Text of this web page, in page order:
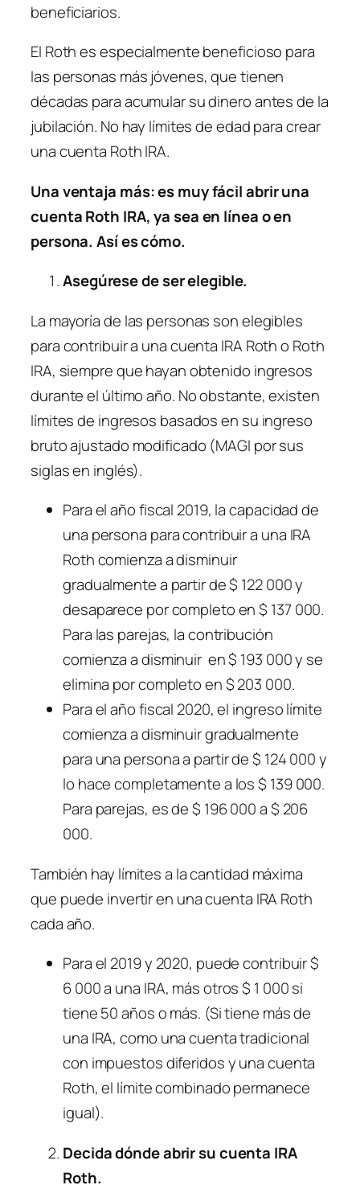
beneficiarios.
El Roth es especialmente beneficioso para
las personas más jóvenes, que tienen
décadas para acumular su dinero antes de la
jubilación. No hay límites de edad para crear
una cuenta Roth IRA.
Una ventaja más: es muy fácil abrir una
cuenta Roth IRA, ya sea en línea o en
persona. Así es cómo.
Asegúrese de ser elegible.
La mayoría de las personas son elegibles
para contribuir a una cuenta IRA Roth o Roth
IRA, siempre que hayan obtenido ingresos
durante el último año. No obstante, existen
límites de ingresos basados ​​en su ingreso
bruto ajustado modificado (MAGI por sus
siglas en inglés).
Para el año fiscal 2019, la capacidad de
una persona para contribuir a una IRA
Roth comienza a disminuir
gradualmente a partir de $ 122 000 y
desaparece por completo en $ 137 000.
Para las parejas, la contribución
comienza a disminuir en $ 193 000 y se
elimina por completo en $ 203 000.
Para el año fiscal 2020, el ingreso límite
comienza a disminuir gradualmente
para una persona a partir de $ 124 000 y
lo hace completamente a los $ 139 000.
Para parejas, es de $ 196 000 a $ 206
000.
También hay límites a la cantidad máxima
que puede invertir en una cuenta IRA Roth
cada año.
Para el 2019 y 2020, puede contribuir $
6 000 a una IRA, más otros $ 1 000 si
tiene 50 años o más. (Si tiene más de
una IRA, como una cuenta tradicional
con impuestos diferidos y una cuenta
Roth, el límite combinado permanece
igual).
Decida dónde abrir su cuenta IRA
Roth.